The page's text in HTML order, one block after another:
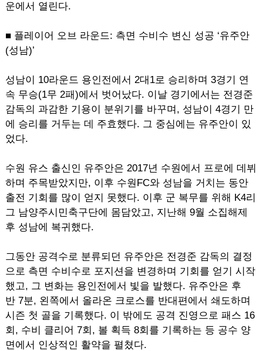
운에서 열린다.
■ 플레이어 오브 라운드: 측면 수비수 변신 성공 ‘유주안
(성남)’
성남이 10라운드 용인전에서 2대1로 승리하며 3경기 연
속 무승(1무 2패)에서 벗어났다. 이날 경기에서는 전경준
감독의 과감한 기용이 분위기를 바꾸며, 성남이 4경기 만
에 승리를 거두는 데 주효했다. 그 중심에는 유주안이 있
었다.
수원 유스 출신인 유주안은 2017년 수원에서 프로에 데뷔
하며 주목받았지만, 이후 수원FC와 성남을 거치는 동안
출전 기회를 많이 얻지 못했다. 이후 군 복무를 위해 K4리
그 남양주시민축구단에 몸담았고, 지난해 9월 소집해제
후 성남에 복귀했다.
그동안 공격수로 분류되던 유주안은 전경준 감독의 결정
으로 측면 수비수로 포지션을 변경하며 기회를 얻기 시작
했고, 그 변화는 용인전에서 빛을 발했다. 유주안은 후
반 7분, 왼쪽에서 올라온 크로스를 반대편에서 쇄도하며
시즌 첫 골을 기록했다. 이 밖에도 공격 진영으로 패스 16
회, 수비 클리어 7회, 볼 획득 8회를 기록하는 등 공수 양
면에서 인상적인 활약을 펼쳤다.